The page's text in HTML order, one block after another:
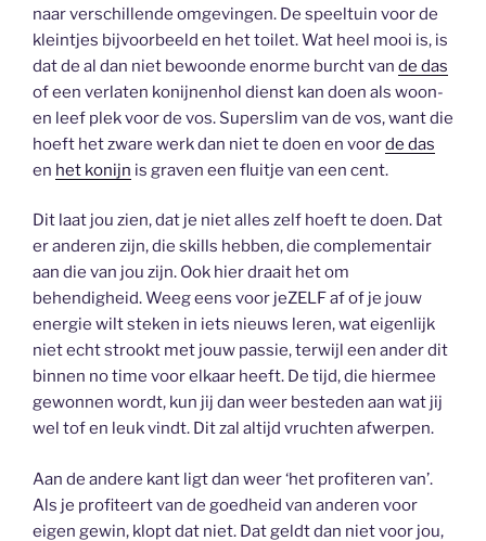
naar verschillende omgevingen. De speeltuin voor de
kleintjes bijvoorbeeld en het toilet. Wat heel mooi is, is
dat de al dan niet bewoonde enorme burcht van de das
of een verlaten konijnenhol dienst kan doen als woon-
en leef plek voor de vos. Superslim van de vos, want die
hoeft het zware werk dan niet te doen en voorde das
en het konijn is graven een fluitje van een cent.
Dit laat jou zien, dat je niet alles zelf hoeft te doen. Dat
er anderen zijn, die skills hebben, die complementair
aan die van jou zijn. Ook hier draait het om
behendigheid. Weeg eens voor jeZELF af of je jouw
energie wilt steken in iets nieuws leren, wat eigenlijk
niet echt strookt met jouw passie, terwijl een ander dit
binnen no time voor elkaar heeft. De tijd, die hiermee
gewonnen wordt, kun jij dan weer besteden aan wat jij
wel tof en leuk vindt. Dit zal altijd vruchten afwerpen.
Aan de andere kant ligt dan weer ‘het profiteren van’.
Als je profiteert van de goedheid van anderen voor
eigen gewin, klopt dat niet. Dat geldt dan niet voor jou,